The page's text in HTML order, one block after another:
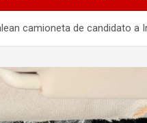
camioneta de candidato a